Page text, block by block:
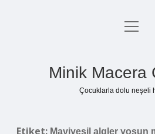
Anasayfa
menüyü
Minik Macera
Çocuklarla dolu neşeli
Etiket: Maviyeşil algler yosun